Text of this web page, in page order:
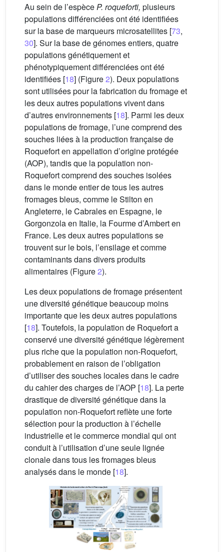
Au sein de l’espèceP. roqueforti, plusieurs
populations différenciées ont été identifiées
sur la base de marqueurs microsatellites [73,
30]. Sur la base de génomes entiers, quatre
populations génétiquement et
phénotypiquement différenciées ont été
identifiées [18] (Figure2). Deux populations
sont utilisées pour la fabrication du fromage et
les deux autres populations vivent dans
d’autres environnements [18]. Parmi les deux
populations de fromage, l’une comprend des
souches liées à la production française de
Roquefort en appellation d’origine protégée
(AOP), tandis que la population non-
Roquefort comprend des souches isolées
dans le monde entier de tous les autres
fromages bleus, comme le Stilton en
Angleterre, le Cabrales en Espagne, le
Gorgonzola en Italie, la Fourme d’Ambert en
France. Les deux autres populations se
trouvent sur le bois, l’ensilage et comme
contaminants dans divers produits
alimentaires (Figure2).
Les deux populations de fromage présentent
une diversité génétique beaucoup moins
importante que les deux autres populations
[18]. Toutefois, la population de Roquefort a
conservé une diversité génétique légèrement
plus riche que la population non-Roquefort,
probablement en raison de l’obligation
d’utiliser des souches locales dans le cadre
du cahier des charges de l’AOP [18]. La perte
drastique de diversité génétique dans la
population non-Roquefort reflète une forte
sélection pour la production à l’échelle
industrielle et le commerce mondial qui ont
conduit à l’utilisation d’une seule lignée
clonale dans tous les fromages bleus
analysés dans le monde [18].